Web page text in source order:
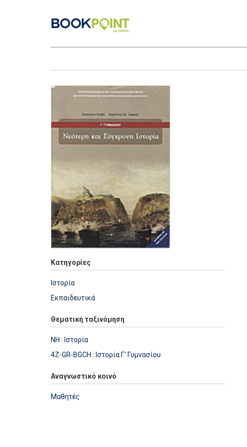
Κατηγορίες
Ιστορία
Εκπαιδευτικά
Θεματική ταξινόμηση
NH : Ιστορία
4Z-GR-BGCH : Ιστορία Γ' Γυμνασίου
Αναγνωστικό κοινό
Μαθητές